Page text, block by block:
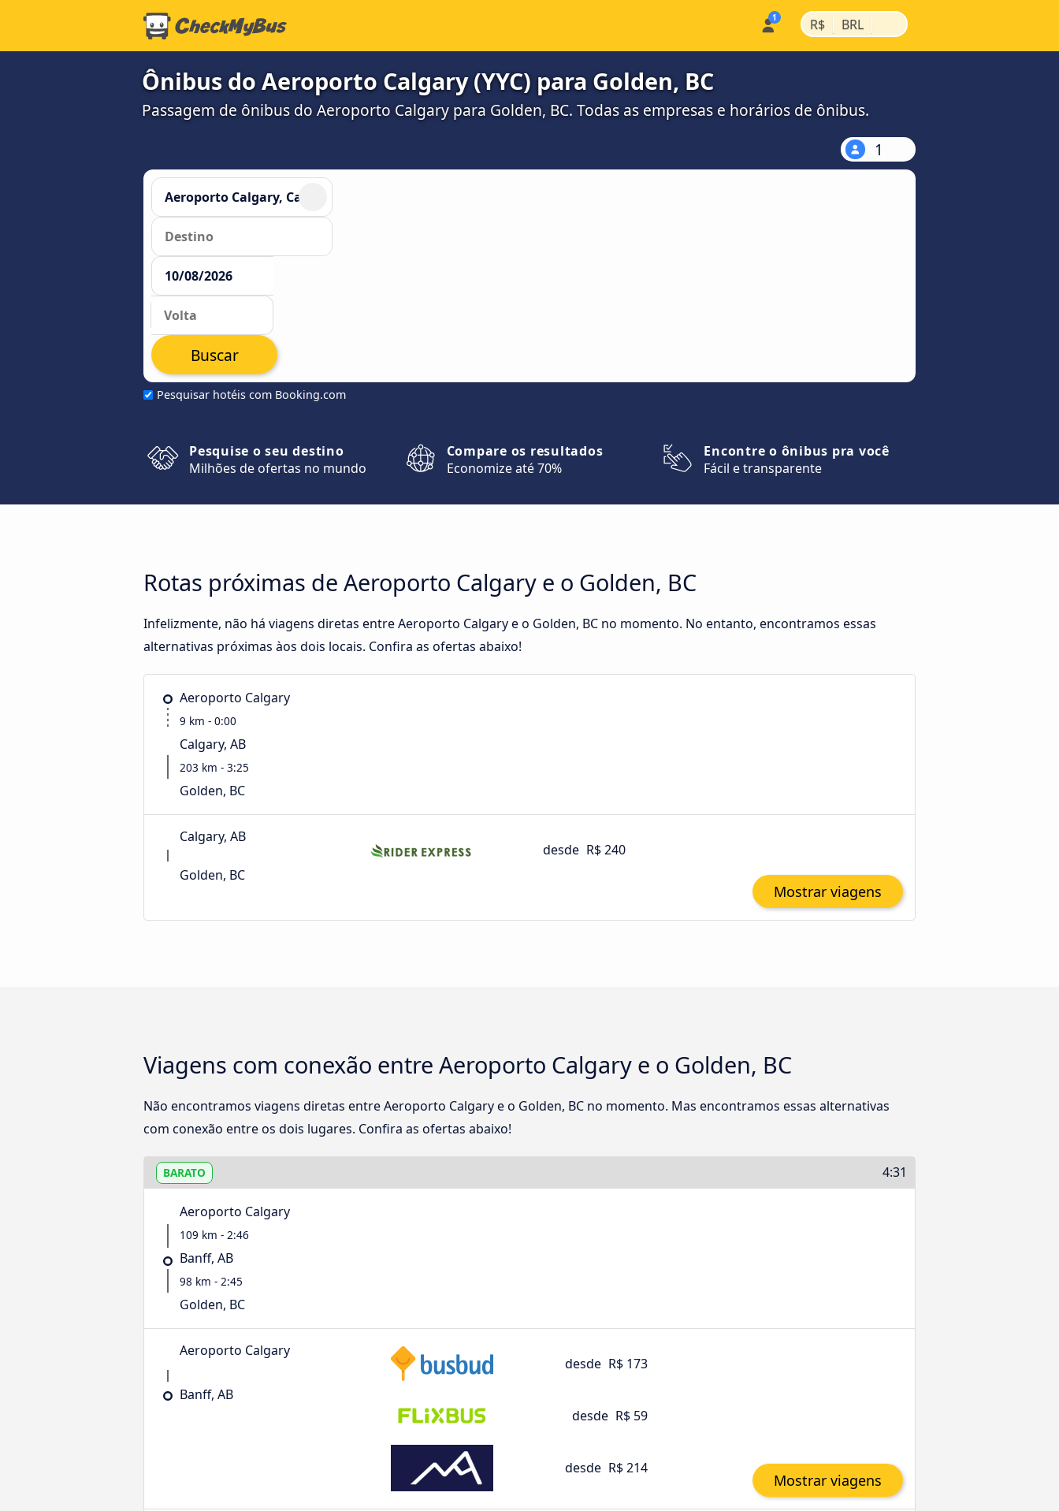
R$ | BRL |
Ônibus do Aeroporto Calgary (YYC) para Golden, BC
Passagem de ônibus do Aeroporto Calgary para Golden, BC. Todas as empresas e horários de ônibus.
1
Pesquisar hotéis com Booking.com
Buscar
Pesquise o seu destino
Milhões de ofertas no mundo
Compare os resultados
Economize até 70%
Encontre o ônibus pra você
Fácil e transparente
Rotas próximas de Aeroporto Calgary e o Golden, BC
Infelizmente, não há viagens diretas entre Aeroporto Calgary e o Golden, BC no momento. No entanto, encontramos essas
alternativas próximas àos dois locais. Confira as ofertas abaixo!
Aeroporto Calgary
9 km - 0:00
Calgary, AB
203 km - 3:25
Golden, BC
Calgary, AB
Golden, BC
desde R$ 240
Mostrar viagens
Viagens com conexão entre Aeroporto Calgary e o Golden, BC
Não encontramos viagens diretas entre Aeroporto Calgary e o Golden, BC no momento. Mas encontramos essas alternativas
com conexão entre os dois lugares. Confira as ofertas abaixo!
BARATO 4:31
Aeroporto Calgary
109 km - 2:46
Banff, AB
98 km - 2:45
Golden, BC
Aeroporto Calgary
Banff, AB
desde R$ 173
desde R$ 59
desde R$ 214
Mostrar viagens